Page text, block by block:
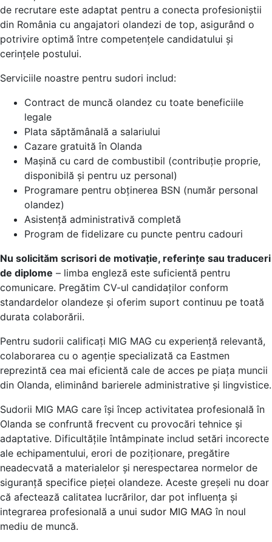
de recrutare este adaptat pentru a conecta profesioniștii
din România cu angajatori olandezi de top, asigurând o
potrivire optimă între competențele candidatului și
cerințele postului.
Serviciile noastre pentru sudori includ:
Contract de muncă olandez cu toate beneficiile
legale
Plata săptămânală a salariului
Cazare gratuită în Olanda
Mașină cu card de combustibil (contribuție proprie,
disponibilă și pentru uz personal)
Programare pentru obținerea BSN (număr personal
olandez)
Asistență administrativă completă
Program de fidelizare cu puncte pentru cadouri
Nu solicităm scrisori de motivație, referințe sau traduceri
de diplome – limba engleză este suficientă pentru
comunicare. Pregătim CV-ul candidaților conform
standardelor olandeze și oferim suport continuu pe toată
durata colaborării.
Pentru sudorii calificați MIG MAG cu experiență relevantă,
colaborarea cu o agenție specializată ca Eastmen
reprezintă cea mai eficientă cale de acces pe piața muncii
din Olanda, eliminând barierele administrative și lingvistice.
Sudorii MIG MAG care își încep activitatea profesională în
Olanda se confruntă frecvent cu provocări tehnice și
adaptative. Dificultățile întâmpinate includ setări incorecte
ale echipamentului, erori de poziționare, pregătire
neadecvată a materialelor și nerespectarea normelor de
siguranță specifice pieței olandeze. Aceste greșeli nu doar
că afectează calitatea lucrărilor, dar pot influența și
integrarea profesională a unui sudor MIG MAG în noul
mediu de muncă.